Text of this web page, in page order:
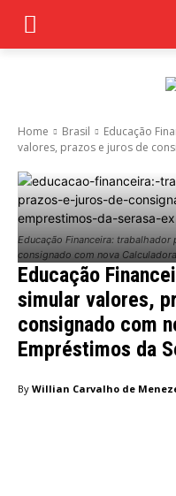
Home Brasil
Educação
valores, prazos e juros de
Educação Financeira:
consignado com nova
Educação
simular valores,
consignado com
Empréstimos da
By Willian Carvalho de